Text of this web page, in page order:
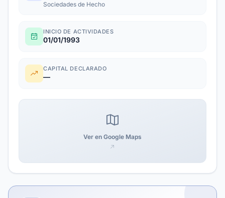
Sociedades de Hecho
INICIO DE ACTIVIDADES
01/01/1993
CAPITAL DECLARADO
—
Ver en Google Maps